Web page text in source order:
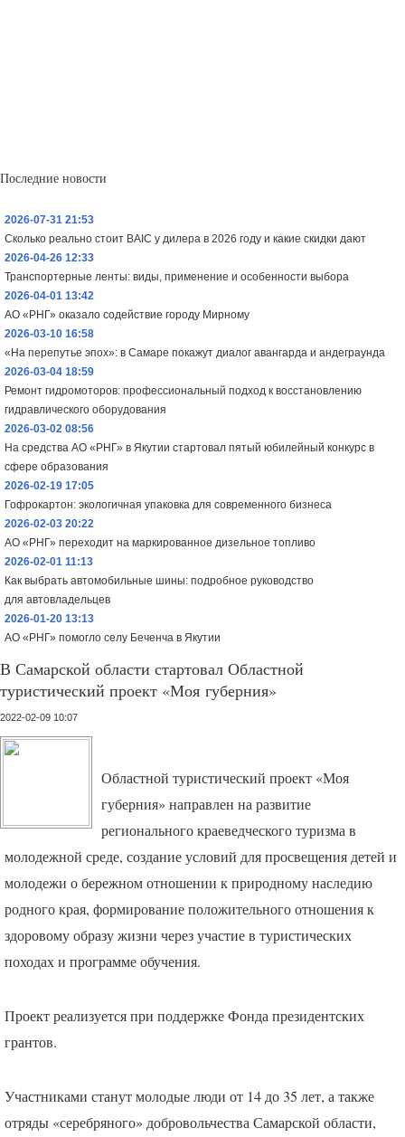
Последние новости
2026-07-31 21:53
Сколько реально стоит BAIC у дилера в 2026 году и какие скидки дают
2026-04-26 12:33
Транспортерные ленты: виды, применение и особенности выбора
2026-04-01 13:42
АО «РНГ» оказало содействие городу Мирному
2026-03-10 16:58
«На перепутье эпох»: в Самаре покажут диалог авангарда и андеграунда
2026-03-04 18:59
Ремонт гидромоторов: профессиональный подход к восстановлению
гидравлического оборудования
2026-03-02 08:56
На средства АО «РНГ» в Якутии стартовал пятый юбилейный конкурс в
сфере образования
2026-02-19 17:05
Гофрокартон: экологичная упаковка для современного бизнеса
2026-02-03 20:22
АО «РНГ» переходит на маркированное дизельное топливо
2026-02-01 11:13
Как выбрать автомобильные шины: подробное руководство
для автовладельцев
2026-01-20 13:13
АО «РНГ» помогло селу Беченча в Якутии
В Самарской области стартовал Областной
туристический проект «Моя губерния»
2022-02-09 10:07
Областной туристический проект «Моя
губерния» направлен на развитие
регионального краеведческого туризма в
молодежной среде, создание условий для просвещения детей и
молодежи о бережном отношении к природному наследию
родного края, формирование положительного отношения к
здоровому образу жизни через участие в туристических
походах и программе обучения.
Проект реализуется при поддержке Фонда президентских
грантов.
Участниками станут молодые люди от 14 до 35 лет, а также
отряды «серебряного» добровольчества Самарской области,